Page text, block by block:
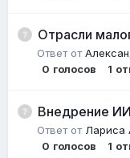
Отрасли
Ответ от
0 голосов 1
Внедрение
Ответ от Лариса
0 голосов 1